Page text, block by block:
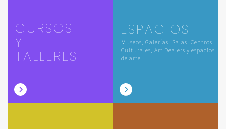
CURSOS
Y
TALLERES
ESPACIOS
Museos, Galerías, Salas, Centros
Culturales, Art Dealers y espacios
de arte